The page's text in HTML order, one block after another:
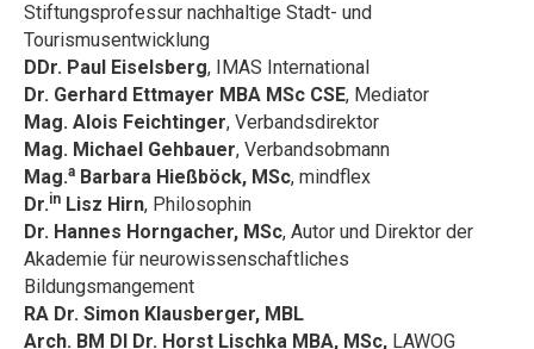
Stiftungsprofessur nachhaltige Stadt- und
Tourismusentwicklung
DDr. Paul Eiselsberg, IMAS International
Dr. Gerhard Ettmayer MBA MSc CSE, Mediator
Mag. Alois Feichtinger, Verbandsdirektor
Mag. Michael Gehbauer, Verbandsobmann
Mag.a Barbara Hießböck, MSc, mindflex
Dr.in Lisz Hirn, Philosophin
Dr. Hannes Horngacher, MSc, Autor und Direktor der
Akademie für neurowissenschaftliches
Bildungsmangement
RA Dr. Simon Klausberger, MBL
Arch. BM DI Dr. Horst Lischka MBA, MSc, LAWOG